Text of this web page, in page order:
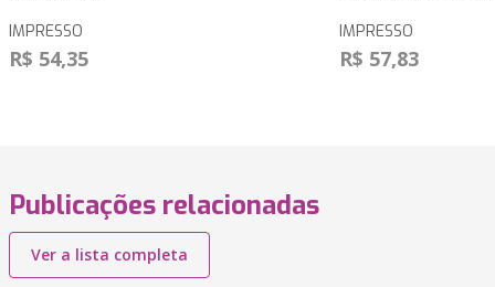
IMPRESSO
R$ 54,35
IMPRESSO
R$ 57,83
Publicações relacionadas
Ver a lista completa